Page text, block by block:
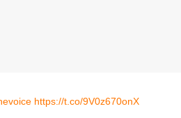
https://t.co/9V0z670onX